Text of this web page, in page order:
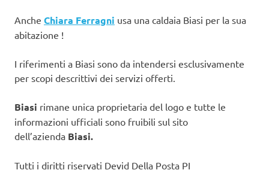
Anche Chiara Ferragni usa una caldaia Biasi per la sua
abitazione !
I riferimenti a Biasi sono da intendersi esclusivamente
per scopi descrittivi dei servizi offerti.
Biasi rimane unica proprietaria del logo e tutte le
informazioni ufficiali sono fruibili sul sito
dell’azienda Biasi.
Tutti i diritti riservati Devid Della Posta PI